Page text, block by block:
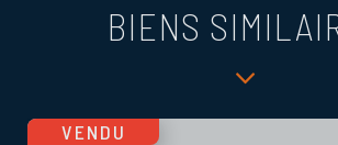
BIENS
VENDU